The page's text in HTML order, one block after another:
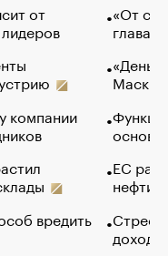
от
компании
вредить
«От
глава
Маск в
основ
ЕС
нефти